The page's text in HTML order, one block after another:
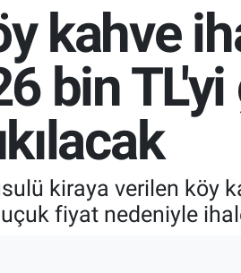
kahve
bin
kiraya verilen köy
uçuk fiyat nedeniyle